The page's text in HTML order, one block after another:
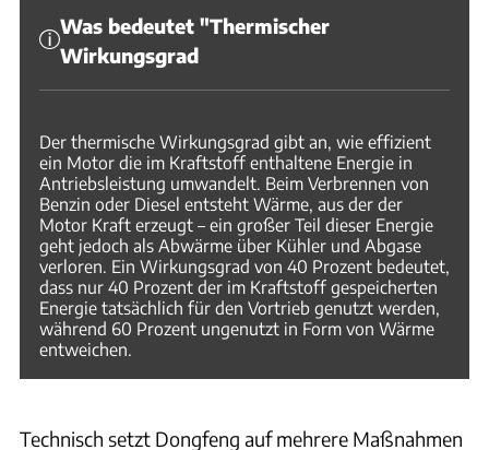
Was bedeutet "Thermischer
Wirkungsgrad
Der thermische Wirkungsgrad gibt an, wie effizient
ein Motor die im Kraftstoff enthaltene Energie in
Antriebsleistung umwandelt. Beim Verbrennen von
Benzin oder Diesel entsteht Wärme, aus der der
Motor Kraft erzeugt – ein großer Teil dieser Energie
geht jedoch als Abwärme über Kühler und Abgase
verloren. Ein Wirkungsgrad von 40 Prozent bedeutet,
dass nur 40 Prozent der im Kraftstoff gespeicherten
Energie tatsächlich für den Vortrieb genutzt werden,
während 60 Prozent ungenutzt in Form von Wärme
entweichen.
Technisch setzt Dongfeng auf mehrere Maßnahmen